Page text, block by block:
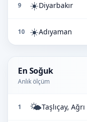
9 ☀️Diyarbakır
10 ☀️Adıyaman
En Soğuk
Anlık ölçüm
1 🌤️Taşlıçay, Ağrı